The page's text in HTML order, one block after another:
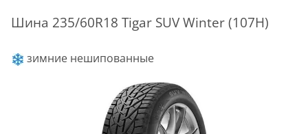
Шина 235/60R18 Tigar SUV Winter (107H)
зимние нешипованные